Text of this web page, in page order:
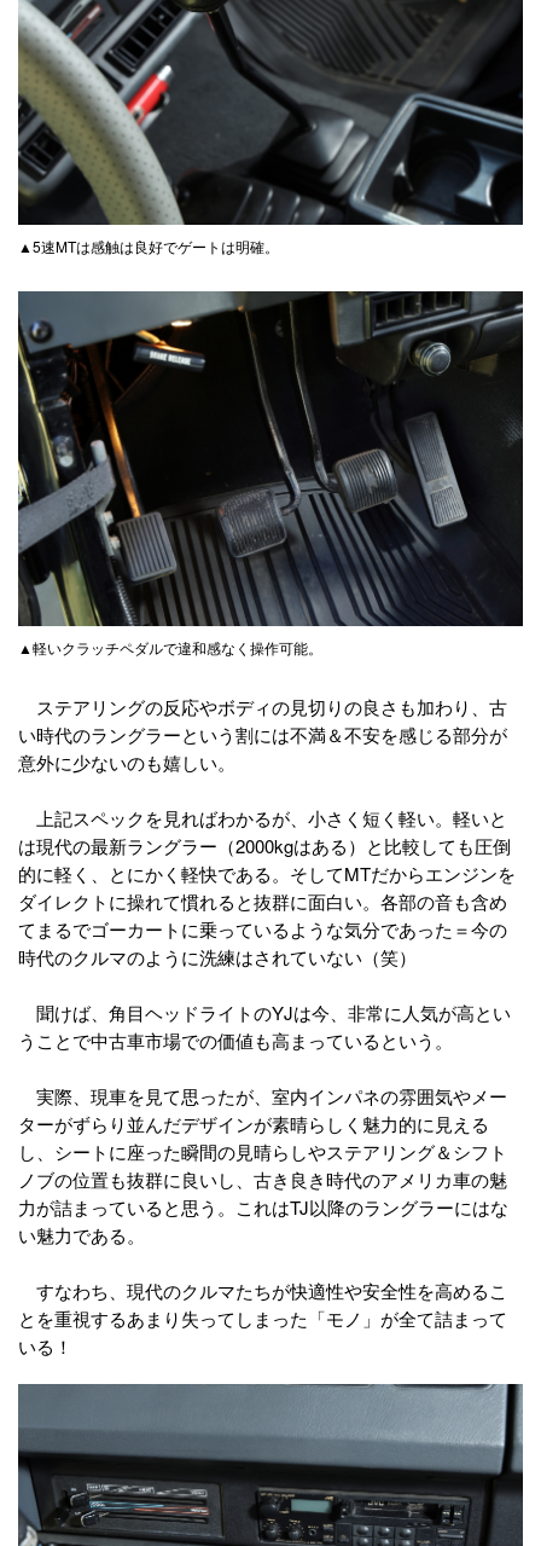
▲5速MTは感触は良好でゲートは明確。
▲軽いクラッチペダルで違和感なく操作可能。
ステアリングの反応やボディの見切りの良さも加わり、古
い時代のラングラーという割には不満＆不安を感じる部分が
意外に少ないのも嬉しい。
上記スペックを見ればわかるが、小さく短く軽い。軽いと
は現代の最新ラングラー（2000kgはある）と比較しても圧倒
的に軽く、とにかく軽快である。そしてMTだからエンジンを
ダイレクトに操れて慣れると抜群に面白い。各部の音も含め
てまるでゴーカートに乗っているような気分であった＝今の
時代のクルマのように洗練はされていない（笑）
聞けば、角目ヘッドライトのYJは今、非常に人気が高とい
うことで中古車市場での価値も高まっているという。
実際、現車を見て思ったが、室内インパネの雰囲気やメー
ターがずらり並んだデザインが素晴らしく魅力的に見える
し、シートに座った瞬間の見晴らしやステアリング＆シフト
ノブの位置も抜群に良いし、古き良き時代のアメリカ車の魅
力が詰まっていると思う。これはTJ以降のラングラーにはな
い魅力である。
すなわち、現代のクルマたちが快適性や安全性を高めるこ
とを重視するあまり失ってしまった「モノ」が全て詰まって
いる！